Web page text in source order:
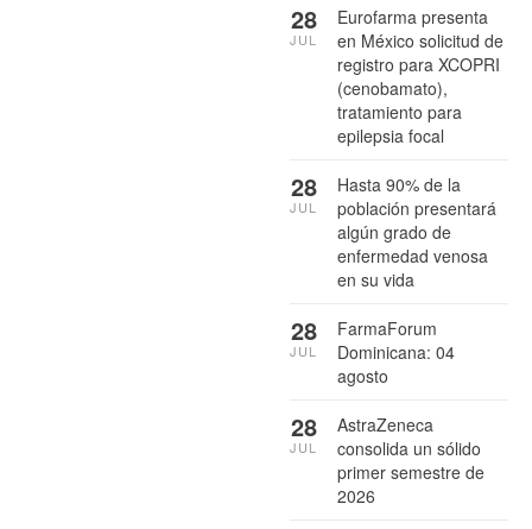
Eurofarma presenta
en México solicitud de
registro para XCOPRI
(cenobamato),
tratamiento para
epilepsia focal
28
JUL
Hasta 90% de la
población presentará
algún grado de
enfermedad venosa
en su vida
28
JUL
FarmaForum
Dominicana: 04
agosto
28
JUL
AstraZeneca
consolida un sólido
primer semestre de
2026
28
JUL